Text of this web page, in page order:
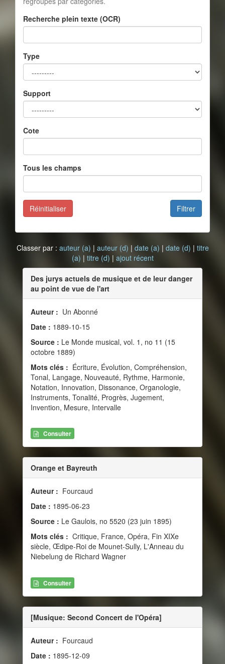
Recherche plein texte (OCR)
Type
Support
Cote
Tous les champs
Filtrer
Réinitialiser
Classer par : auteur (a) | auteur (d) | date (a) | date (d) | titre
(a) | titre (d) | ajout récent
Des jurys actuels de musique et de leur danger
au point de vue de l'art
Auteur : Un Abonné
Date : 1889-10-15
Source : Le Monde musical, vol. 1, no 11 (15
octobre 1889)
Mots clés : Écriture, Évolution, Compréhension,
Tonal, Langage, Nouveauté, Rythme, Harmonie,
Notation, Innovation, Dissonance, Organologie,
Instruments, Tonalité, Progrès, Jugement,
Invention, Mesure, Intervalle
Consulter
Orange et Bayreuth
Auteur : Fourcaud
Date : 1895-06-23
Source : Le Gaulois, no 5520 (23 juin 1895)
Mots clés : Critique, France, Opéra, Fin XIXe
siècle, Œdipe-Roi de Mounet-Sully, L'Anneau du
Niebelung de Richard Wagner
Consulter
[Musique: Second Concert de l'Opéra]
Auteur : Fourcaud
Date : 1895-12-09